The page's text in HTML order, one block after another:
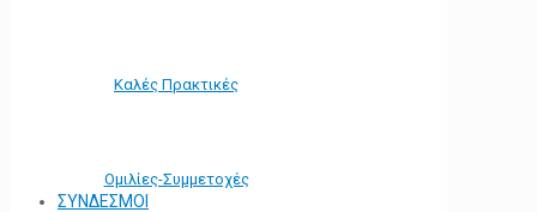
Καλές Πρακτικές
Ομιλίες-Συμμετοχές
ΣΥΝΔΕΣΜΟΙ